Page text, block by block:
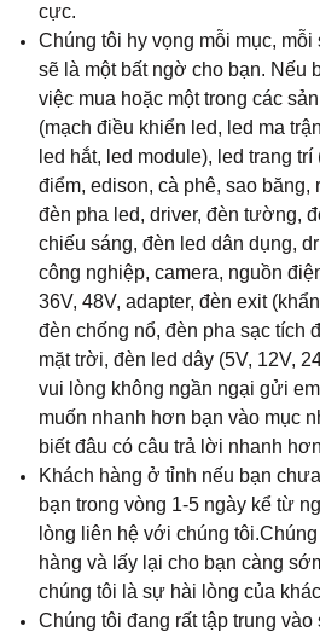
cực.
Chúng tôi hy vọng mỗi mục,
sẽ là một bất ngờ cho bạn. Nếu
việc mua hoặc một trong các
(mạch điều khiển led, led ma
led hắt, led module), led trang
điểm, edison, cà phê, sao băng,
đèn pha led, driver, đèn tường,
chiếu sáng, đèn led dân dụng,
công nghiệp, camera, nguồn
36V, 48V, adapter, đèn exit
đèn chống nổ, đèn pha sạc tích
mặt trời, đèn led dây (5V, 12V,
vui lòng không ngần ngại gửi
muốn nhanh hơn bạn vào mục
biết đâu có câu trả lời nhanh
Khách hàng ở tỉnh nếu bạn
bạn trong vòng 1-5 ngày kể từ
lòng liên hệ với chúng
hàng và lấy lại cho bạn càng
chúng tôi là sự hài lòng của
Chúng tôi đang rất tập trung